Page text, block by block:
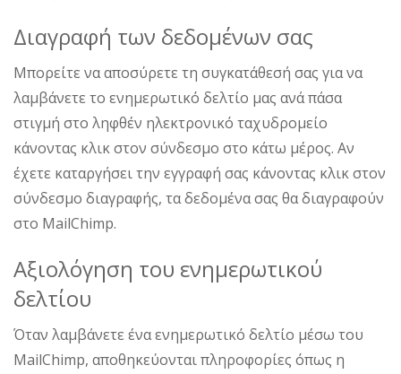
Διαγραφή των δεδομένων σας
Μπορείτε να αποσύρετε τη συγκατάθεσή σας για να
λαμβάνετε το ενημερωτικό δελτίο μας ανά πάσα
στιγμή στο ληφθέν ηλεκτρονικό ταχυδρομείο
κάνοντας κλικ στον σύνδεσμο στο κάτω μέρος. Αν
έχετε καταργήσει την εγγραφή σας κάνοντας κλικ στον
σύνδεσμο διαγραφής, τα δεδομένα σας θα διαγραφούν
στο MailChimp.
Αξιολόγηση του ενημερωτικού
δελτίου
Όταν λαμβάνετε ένα ενημερωτικό δελτίο μέσω του
MailChimp, αποθηκεύονται πληροφορίες όπως η